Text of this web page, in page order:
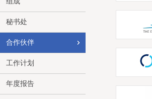
秘书处
合作伙伴
工作计划
年度报告